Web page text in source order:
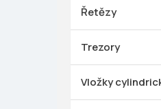
Řetězy
Trezory
Vložky